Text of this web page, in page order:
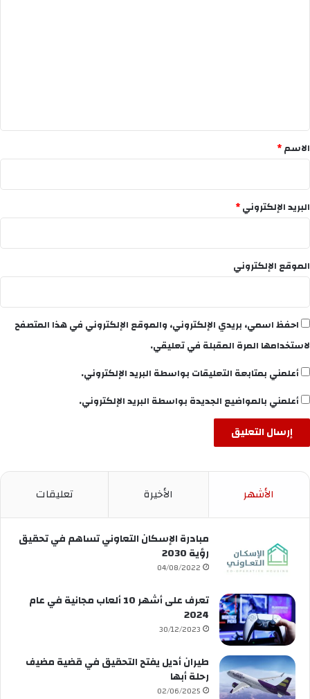
*
الاسم*
البريد الإلكتروني*
الموقع الإلكتروني
احفظ اسمي، بريدي الإلكتروني، والموقع الإلكتروني في هذا المتصفح
لاستخدامها المرة المقبلة في تعليقي.
أعلمني بمتابعة التعليقات بواسطة البريد الإلكتروني.
أعلمني بالمواضيع الجديدة بواسطة البريد الإلكتروني.
الأشهر الأخيرة تعليقات
مبادرة الإسكان التعاوني تساهم في تحقيق
رؤية 2030
04/08/2022
تعرف على أشهر 10 ألعاب مجانية في عام
2024
30/12/2023
طيران أديل يفتح التحقيق في قضية مضيف
رحلة أبها
02/06/2025